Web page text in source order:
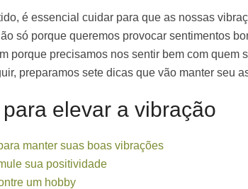
é essencial cuidar para que as nossas
só porque queremos provocar sentimentos
porque precisamos nos sentir bem com quem
preparamos sete dicas que vão manter seu
elevar a vibração
manter suas boas vibrações
sua positividade
um hobby